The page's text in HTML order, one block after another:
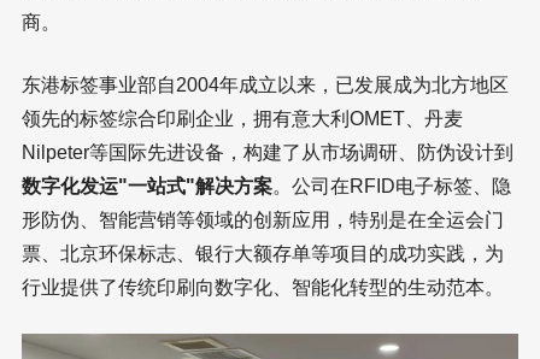
商。
东港标签事业部自2004年成立以来，已发展成为北方地区
领先的标签综合印刷企业，拥有意大利OMET、丹麦
Nilpeter等国际先进设备，构建了从市场调研、防伪设计到
数字化发运"一站式"解决方案。公司在RFID电子标签、隐
形防伪、智能营销等领域的创新应用，特别是在全运会门
票、北京环保标志、银行大额存单等项目的成功实践，为
行业提供了传统印刷向数字化、智能化转型的生动范本。